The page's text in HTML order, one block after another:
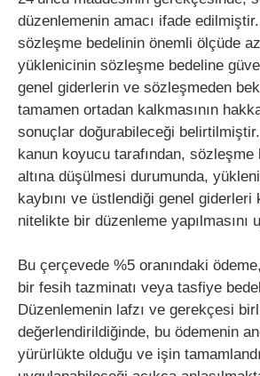
düzenlemenin amacı ifade
sözleşme bedelinin önemli ölçüde
yüklenicinin sözleşme bedeline
genel giderlerin ve sözleşmeden
tamamen ortadan kalkmasının
sonuçlar doğurabileceği
kanun koyucu tarafından, sözleşme
altına düşülmesi durumunda,
kaybını ve üstlendiği genel giderleri
nitelikte bir düzenleme yapılmasını
Bu çerçevede %5 oranındaki
bir fesih tazminatı veya tasfiye
Düzenlemenin lafzı ve gerekçesi
değerlendirildiğinde, bu ödemenin
yürürlükte olduğu ve işin